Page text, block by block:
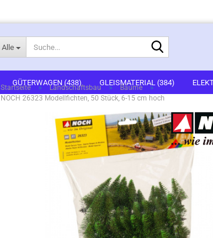
Konto erstellen
Passwort
Alle
GÜTERWAGEN (438) GLEISMATERIAL (384)
ZUBEHÖR (67)
Startseite » Landschaftsbau » Bäume »
NOCH 26323 Modellfichten, 50 Stück, 6-15 cm hoch